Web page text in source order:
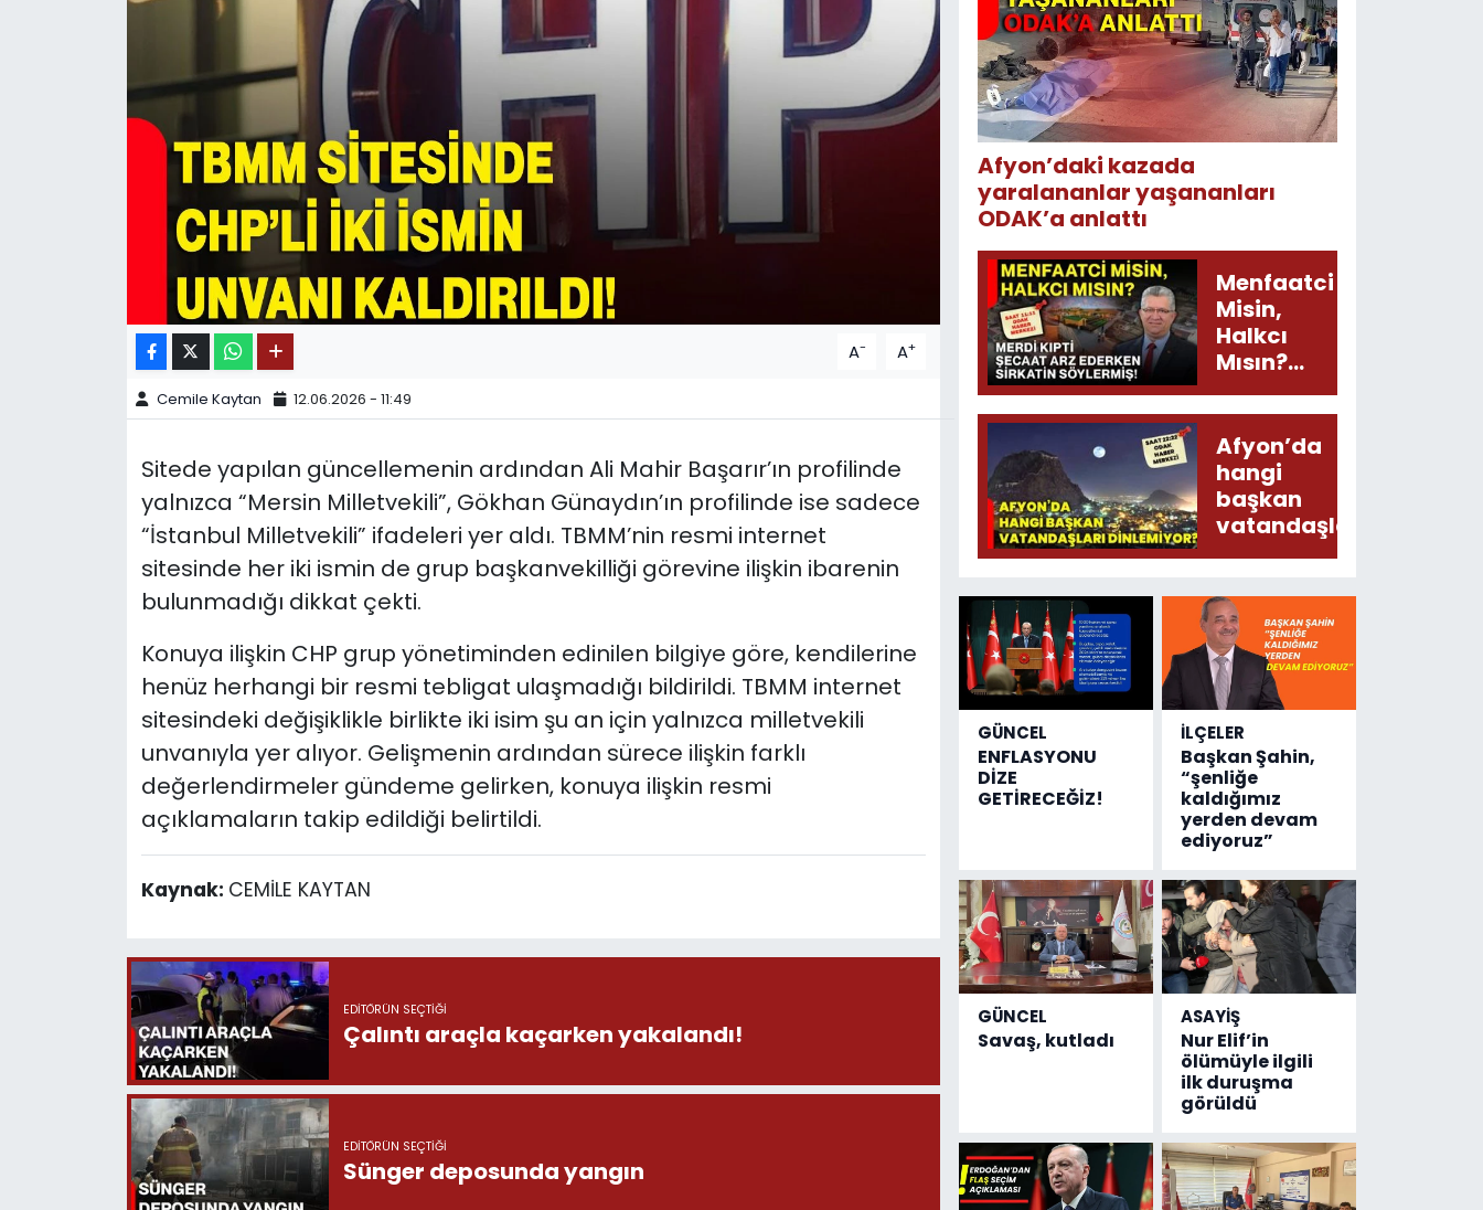
A- A+
Cemile Kaytan 12.06.2026 - 11:49
Sitede yapılan güncellemenin ardından Ali Mahir Başarır’ın profilinde
yalnızca “Mersin Milletvekili”, Gökhan Günaydın’ın profilinde ise sadece
“İstanbul Milletvekili” ifadeleri yer aldı. TBMM’nin resmi internet
sitesinde her iki ismin de grup başkanvekilliği görevine ilişkin ibarenin
bulunmadığı dikkat çekti.
Konuya ilişkin CHP grup yönetiminden edinilen bilgiye göre, kendilerine
henüz herhangi bir resmi tebligat ulaşmadığı bildirildi. TBMM internet
sitesindeki değişiklikle birlikte iki isim şu an için yalnızca milletvekili
unvanıyla yer alıyor. Gelişmenin ardından sürece ilişkin farklı
değerlendirmeler gündeme gelirken, konuya ilişkin resmi
açıklamaların takip edildiği belirtildi.
Kaynak: CEMİLE KAYTAN
EDITÖRÜN SEÇTIĞI
Çalıntı araçla kaçarken yakalandı!
EDITÖRÜN SEÇTIĞI
Sünger deposunda yangın
Afyon’daki kazada
yaralananlar yaşananları
ODAK’a anlattı
Menfaatci
Misin,
Halkcı
Mısın?
Merdi
Kıpti
Şecaat
Arz
Ederken
Sirkatin
Söylermiş!
Afyon’da
hangi
başkan
vatandaşları
dinlemiyor?
GÜNCEL
ENFLASYONU
DİZE
GETİRECEĞİZ!
İLÇELER
Başkan Şahin,
“şenliğe
kaldığımız
yerden devam
ediyoruz”
GÜNCEL
Savaş, kutladı
ASAYİŞ
Nur Elif’in
ölümüyle ilgili
ilk duruşma
görüldü
11:11 MANŞET